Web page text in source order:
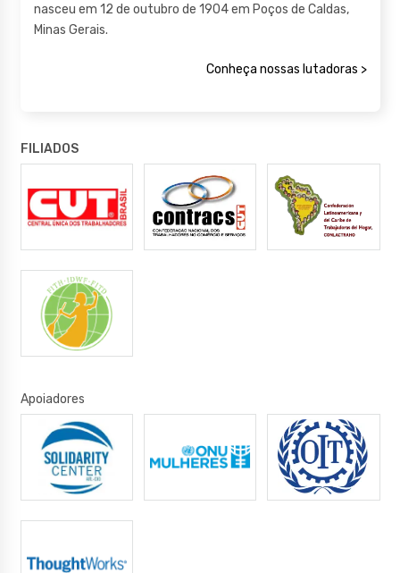
nasceu em 12 de outubro de 1904 em Poços de Caldas,
Minas Gerais.
Conheça nossas lutadoras >
FILIADOS
Apoiadores